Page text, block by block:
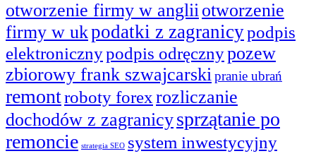
otworzenie firmy w angliiotworzenie
firmy w ukpodatki z zagranicypodpis
elektronicznypodpis odręcznypozew
zbiorowy frank szwajcarskipranie ubrań
remontroboty forexrozliczanie
dochodów z zagranicysprzątanie po
remoncie strategia SEO system inwestycyjny